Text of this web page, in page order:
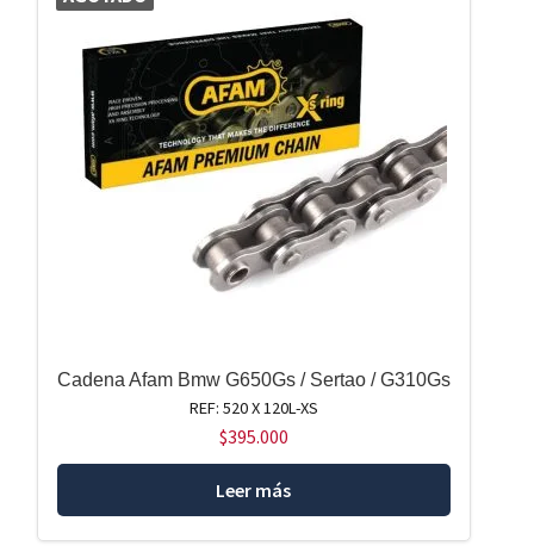
Cadena Afam Bmw G650Gs / Sertao / G310Gs
REF: 520 X 120L-XS
$395.000
Leer más